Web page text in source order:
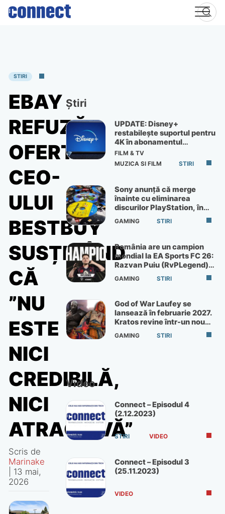
Skip
STIRI
EBAY
REFUZĂ
OFERTA
CEO-
ULUI
BESTBUY
SUSȚINÂND
CĂ
”NU
ESTE
NICI
CREDIBILĂ,
NICI
ATRACTIVĂ”
Scris de
Marinake
13 mai,
2026
Știri
UPDATE: Disney+
restabilește suportul pentru
4K în abonamentul
Premium
FILM & TV
MUZICA SI FILM
STIRI
Sony anunță că merge
înainte cu eliminarea
discurilor PlayStation, în
ciuda protestelor
GAMING STIRI
România are un campion
mondial la EA Sports FC 26:
Razvan Puiu (RvPLegend)
câștigă turneul de la Paris
GAMING STIRI
God of War Laufey se
lansează în februarie 2027.
Kratos revine într-un nou
God of War
GAMING STIRI
Video
Connect – Episodul 4
(2.12.2023)
STIRI VIDEO
Connect – Episodul 3
(25.11.2023)
VIDEO